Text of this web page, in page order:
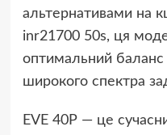
альтернативами на
inr21700 50s, ця
оптимальний баланс
широкого спектра
EVE 40P — це